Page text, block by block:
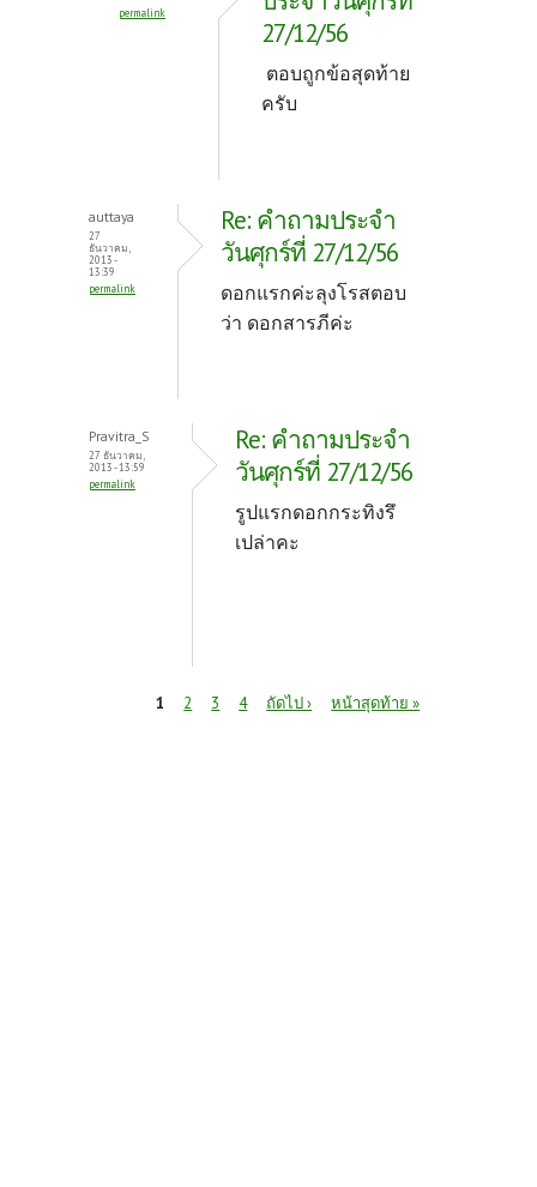
permalink
27/12/56
ตอบถูกข้อสุดท้าย
ครับ
auttaya
27
ธันวาคม,
2013 -
13:39
permalink
Re: คำถามประจำ
วันศุกร์ที่ 27/12/56
ดอกแรกค่ะลุงโรสตอบ
ว่า ดอกสารภีค่ะ
Pravitra_S
27 ธันวาคม,
2013 - 13:59
permalink
Re: คำถามประจำ
วันศุกร์ที่ 27/12/56
รูปแรกดอกกระทิงรึ
เปล่าคะ
1 2 3 4 ถัดไป › หน้าสุดท้าย »